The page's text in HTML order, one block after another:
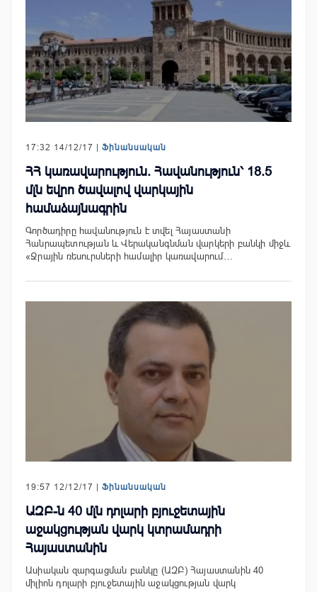
17:32 14/12/17 | Ֆինանսական
ՀՀ կառավարություն. Հավանություն՝ 18.5
մլն եվրո ծավալով վարկային
համաձայնագրին
Գործադիրը հավանություն է տվել Հայաստանի
Հանրապետության և Վերականգնման վարկերի բանկի միջև
«Ջրային ռեսուրսների համալիր կառավարում…
19:57 12/12/17 | Ֆինանսական
ԱԶԲ-ն 40 մլն դոլարի բյուջետային
աջակցության վարկ կտրամադրի
Հայաստանին
Ասիական զարգացման բանկը (ԱԶԲ) Հայաստանին 40
միլիոն դոլարի բյուջետային աջակցության վարկ